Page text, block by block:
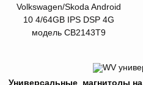
Volkswagen/Skoda Android
10 4/64GB IPS DSP 4G
модель CB2143T9
Универсальные магнитолы на